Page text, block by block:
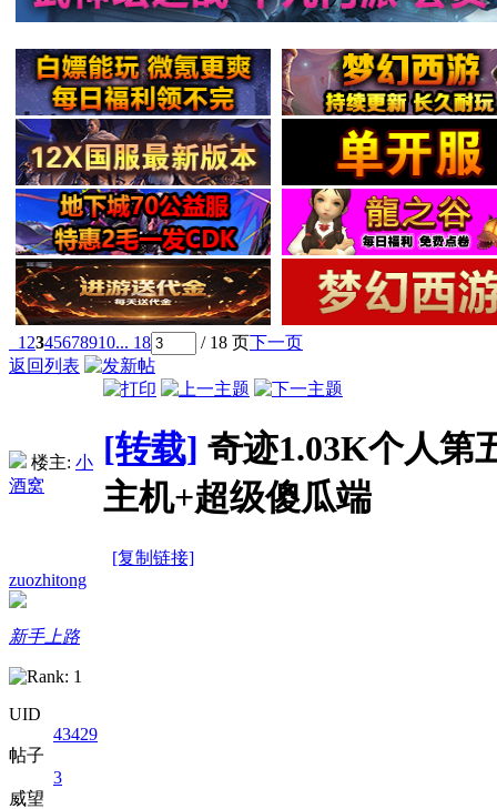
1 2345678910... 18 / 18 页下一页
返回列表
楼主: 小
酒窝
[转载] 奇迹1.03K个人第
主机+超级傻瓜端
[复制链接]
zuozhitong
新手上路
UID
43429
帖子
3
威望